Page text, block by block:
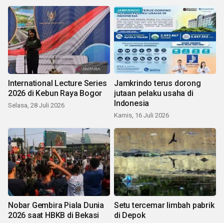
International Lecture Series
2026 di Kebun Raya Bogor
Selasa, 28 Juli 2026
Jamkrindo terus dorong
jutaan pelaku usaha di
Indonesia
Kamis, 16 Juli 2026
Nobar Gembira Piala Dunia
2026 saat HBKB di Bekasi
Setu tercemar limbah pabrik
di Depok